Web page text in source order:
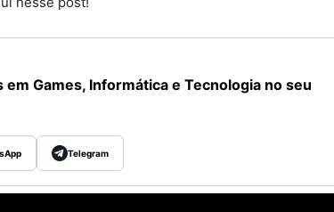
Games, Informática e Tecnologia no seu
Telegram